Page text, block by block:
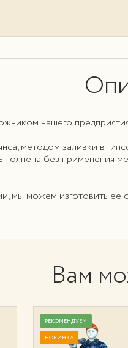
нашего
методом заливки в
без применения
мы можем изготовить
Вам
РЕКОМЕНДУЕМ
НОВИНКА